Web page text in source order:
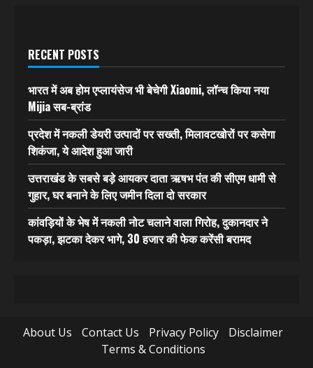
RECENT POSTS
भारत में अब होम एप्लायंसेज भी बेचेगी Xiaomi, लॉन्च किया नया
Mijia सब-ब्रांड
प्रदेश में नकली डेयरी उत्पादों पर सख्ती, मिलावटखोरों पर कसेगा
शिकंजा, ये आदेश हुआ जारी
उत्तराखंड के सबसे बड़े आयकर दाता ऋषभ पंत की सीएम धामी से
गुहार, घर बनाने के लिए जमीन दिला दो सरकार
कांवड़ियों के भेष में नकली नोट चलाने वाला गिरोह, दुकानदार ने
पकड़ा, झटका देकर भागे, 30 हजार की फेक करेंसी बरामद
About Us Contact Us Privacy Policy
Disclaimer
Terms & Conditions